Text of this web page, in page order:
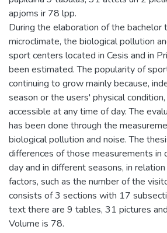
apjoms ir 78 lpp.
During the elaboration of the bachelor
microclimate, the biological pollution
sport centers located in Cesis and in
been estimated. The popularity of
continuing to grow mainly because,
season or the users' physical
accessible at any time of day. The
has been done through the
biological pollution and noise. The
differences of those measurements in
day and in different seasons, in
factors, such as the number of the
consists of 3 sections with 17
text there are 9 tables, 31 pictures
Volume is 78.